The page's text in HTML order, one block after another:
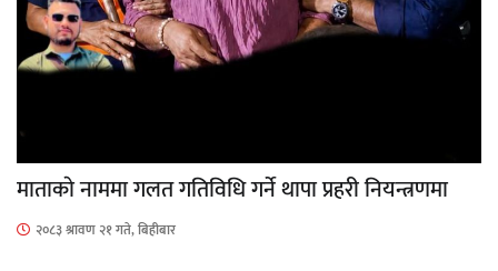
माताकाे नाममा गलत गतिविधि गर्ने थापा प्रहरी नियन्त्रणमा
२०८३ श्रावण २१ गते, बिहीबार